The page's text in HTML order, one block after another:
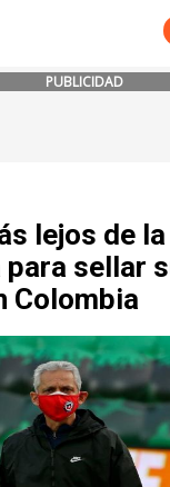
PUBLICIDAD
lejos de
para sellar
Colombia